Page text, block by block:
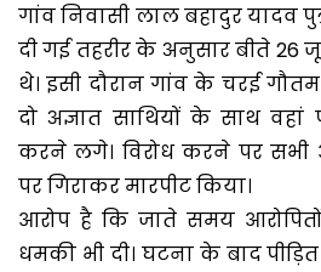
गांव निवासी लाल बहादुर यादव
दी गई तहरीर के अनुसार बीते 26
थे। इसी दौरान गांव के चरई
दो अज्ञात साथियों के साथ
करने लगे। विरोध करने पर सभी
पर गिराकर मारपीट किया।
आरोप है कि जाते समय
धमकी भी दी। घटना के बाद